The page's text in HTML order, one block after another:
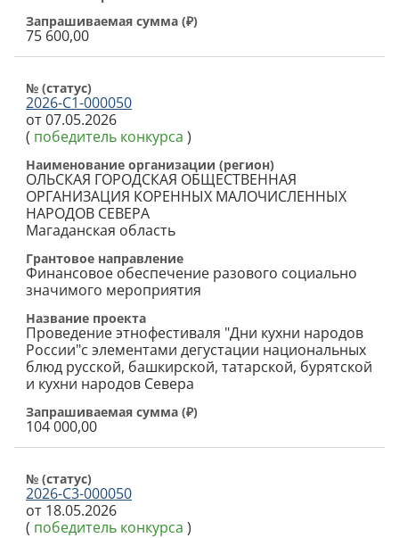
Запрашиваемая сумма (₽)
75 600,00
№ (cтатус)
2026-С1-000050
от 07.05.2026
( победитель конкурса )
Наименование организации (регион)
ОЛЬСКАЯ ГОРОДСКАЯ ОБЩЕСТВЕННАЯ
ОРГАНИЗАЦИЯ КОРЕННЫХ МАЛОЧИСЛЕННЫХ
НАРОДОВ СЕВЕРА
Магаданская область
Грантовое направление
Финансовое обеспечение разового социально
значимого мероприятия
Название проекта
Проведение этнофестиваля "Дни кухни народов
России"с элементами дегустации национальных
блюд русской, башкирской, татарской, бурятской
и кухни народов Севера
Запрашиваемая сумма (₽)
104 000,00
№ (cтатус)
2026-С3-000050
от 18.05.2026
( победитель конкурса )